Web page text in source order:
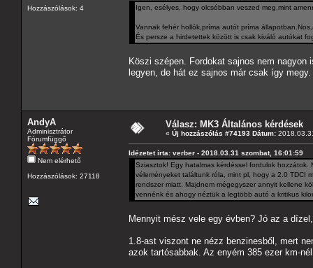
Hozzászólások: 4
Igen, esélyes, hogy olcsóbban veszed meg,mint
Vannak fehér hollók,príma autót príma
És persze a hirdetettek között is csak kiváló autókat
Köszi szépen. Fordokat sajnos nem
legyen, de hát ez sajnos már csak így megy.
AndyA
Adminisztrátor
Fórumfüggő
Nem elérhető
Hozzászólások: 27118
Válasz: MK3 Általános kérdések
« Új hozzászólás #74193 Dátum:
Idézetet írta: verber - 2018.03.31 szombat, 16:01:59
Sziasztok! Egy hatalmas kérdéssel fordulok
véleményeket találtunk róla, mint pl, hogy a 2.0 TDCI
rendszer miatt. Majdnem mégegyszer annyit kellene
vennénk és ahogy néztük a legtöbb autó a kritikus
Mennyit mész vele egy évben? Jó az a
1.8-ast viszont ne nézz benzinesből, mert
azok tartósabbak. Az enyém 385 ezer km-